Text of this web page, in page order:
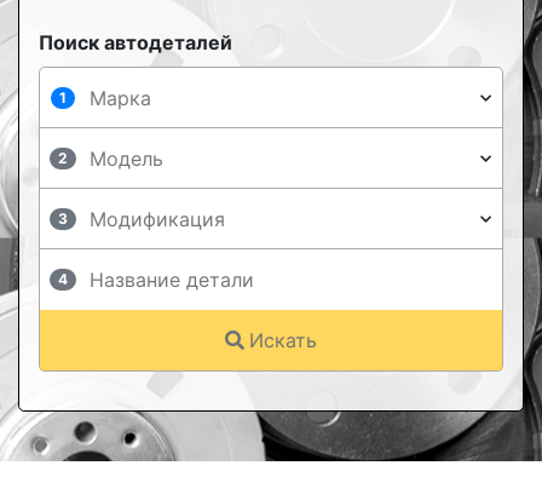
Поиск автодеталей
1
2
3
4
Искать